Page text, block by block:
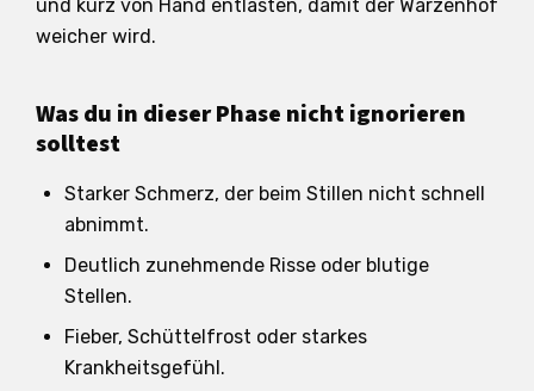
und kurz von Hand entlasten, damit der Warzenhof
weicher wird.
Was du in dieser Phase nicht ignorieren
solltest
Starker Schmerz, der beim Stillen nicht schnell
abnimmt.
Deutlich zunehmende Risse oder blutige
Stellen.
Fieber, Schüttelfrost oder starkes
Krankheitsgefühl.